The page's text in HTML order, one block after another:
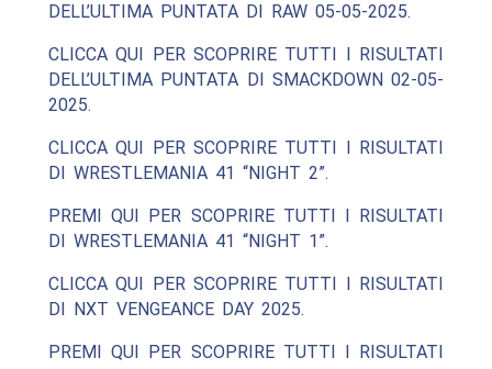
DELL’ULTIMA PUNTATA DI RAW 05-05-2025.
CLICCA QUI PER SCOPRIRE TUTTI I RISULTATI
DELL’ULTIMA PUNTATA DI SMACKDOWN 02-05-
2025.
CLICCA QUI PER SCOPRIRE TUTTI I RISULTATI
DI WRESTLEMANIA 41 “NIGHT 2”.
PREMI QUI PER SCOPRIRE TUTTI I RISULTATI
DI WRESTLEMANIA 41 “NIGHT 1”.
CLICCA QUI PER SCOPRIRE TUTTI I RISULTATI
DI NXT VENGEANCE DAY 2025.
PREMI QUI PER SCOPRIRE TUTTI I RISULTATI